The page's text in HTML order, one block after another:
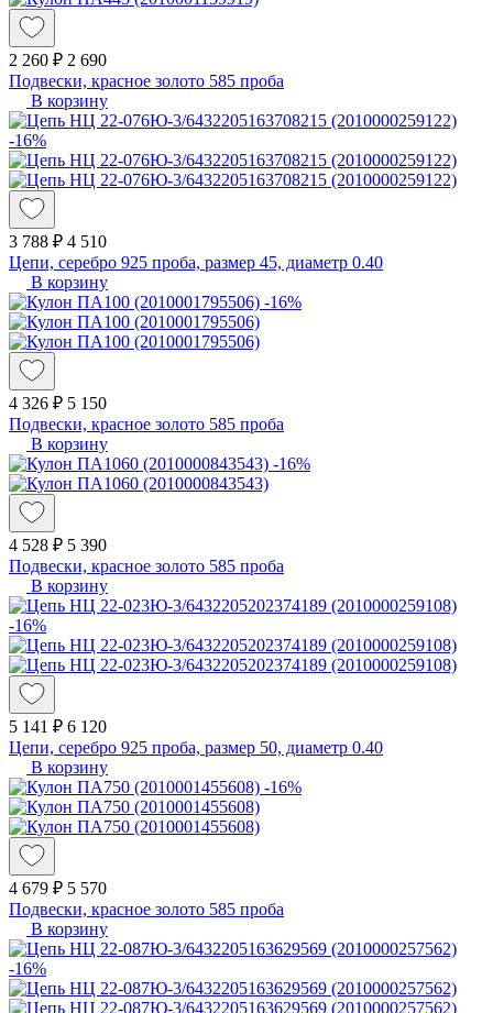
2 260 ₽ 2 690
Подвески, красное золото 585 проба
В корзину
-16%
3 788 ₽ 4 510
Цепи, серебро 925 проба, размер 45, диаметр 0.40
В корзину
-16%
4 326 ₽ 5 150
Подвески, красное золото 585 проба
В корзину
-16%
4 528 ₽ 5 390
Подвески, красное золото 585 проба
В корзину
-16%
5 141 ₽ 6 120
Цепи, серебро 925 проба, размер 50, диаметр 0.40
В корзину
-16%
4 679 ₽ 5 570
Подвески, красное золото 585 проба
В корзину
-16%